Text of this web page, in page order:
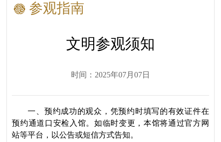
参观指南
文明参观须知
时间：2025年07月07日
一、预约成功的观众，凭预约时填写的有效证件在
预约通道口安检入馆。如临时变更，本馆将通过官方网
站等平台，以公告或短信方式告知。